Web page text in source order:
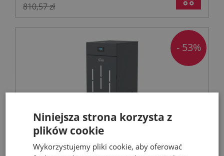
810,57 zł
- 53%
Niniejsza strona korzysta z
plików cookie
Wykorzystujemy pliki cookie, aby oferować